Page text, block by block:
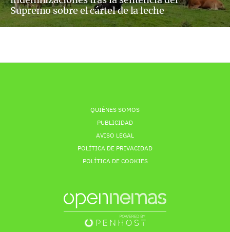
Supremo sobre el cártel de la leche
QUIÉNES SOMOS
PUBLICIDAD
AVISO LEGAL
POLÍTICA DE PRIVACIDAD
POLÍTICA DE COOKIES